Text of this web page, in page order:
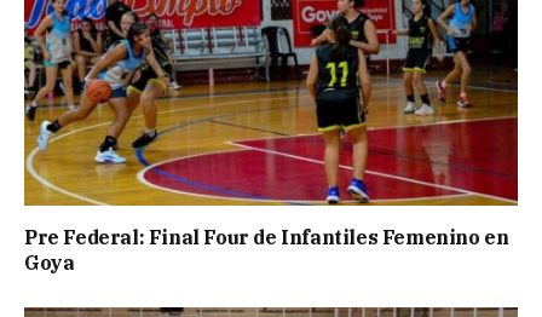
Pre Federal: Final Four de Infantiles Femenino en
Goya